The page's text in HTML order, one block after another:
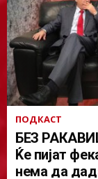
ПОДКАСТ
БЕЗ
Ќе пијат
нема да